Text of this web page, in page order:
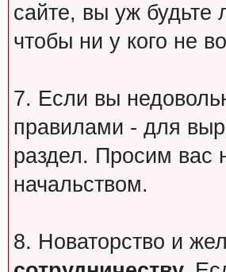
сайте, вы уж будьте
чтобы ни у кого не
7. Если вы
правилами - для
раздел. Просим вас
начальством.
8. Новаторство и